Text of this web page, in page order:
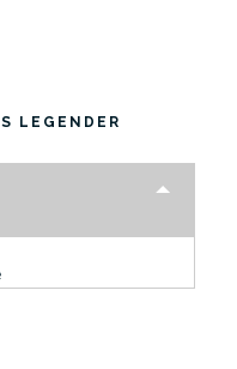
LEGENDER